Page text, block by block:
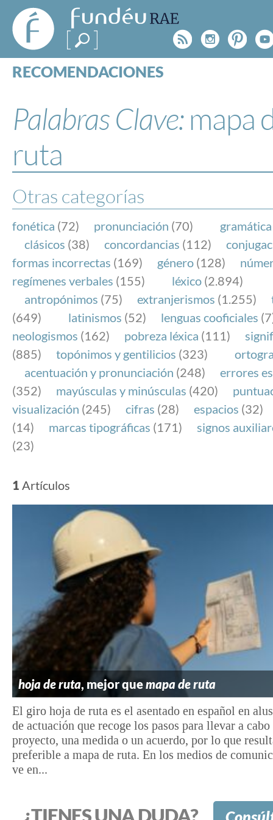
FundéuRAE
- Fundación
del Español
Urgente
Rss
RECOMENDACIONES
ESPECIALES
BLOG
NOTICIAS
FundéuRAE es una fundación patrocinada por la
y la Real Academia Española, cuyo objetivo es
el buen uso del español en los medios de
Internet.
Palabras Clave: mapa
ruta
Otras categorías
fonética (72) pronunciación (70) gramática
clásicos (38) concordancias (112)
formas incorrectas (169) género (128)
regímenes verbales (155) léxico (2.894)
antropónimos (75) extranjerismos (1.255)
(649)
latinismos (52) lenguas cooficiales
neologismos (162) pobreza léxica (111)
(885)
topónimos y gentilicios (323)
acentuación y pronunciación (248)
errores
(352)
mayúsculas y minúsculas (420)
visualización (245) cifras (28) espacios (32)
(14)
marcas tipográficas (171)
signos
(23)
1 Artículos
hoja de ruta, mejor quemapa de ruta
El giro hoja de ruta es el asentado en español en
de actuación que recoge los pasos para llevar a cabo
proyecto, una medida o un acuerdo, por lo que
preferible a mapa de ruta. En los medios de
ve en...
¿TIENES UNA DUDA?